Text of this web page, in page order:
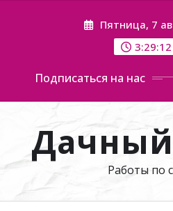
Пятница, 7
Подписаться на нас
Дачный
Работы по